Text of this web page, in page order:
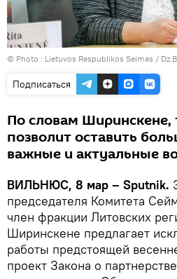
© Photo : Lietuvos Respublikos Seimas /
Подписаться
По словам Ширинскене,
позволит оставить
важные и актуальные
ВИЛЬНЮС, 8 мар – Sputnik.
председателя Комитета
член фракции Литовских
Ширинскене предлагает
работы предстоящей
проект Закона о